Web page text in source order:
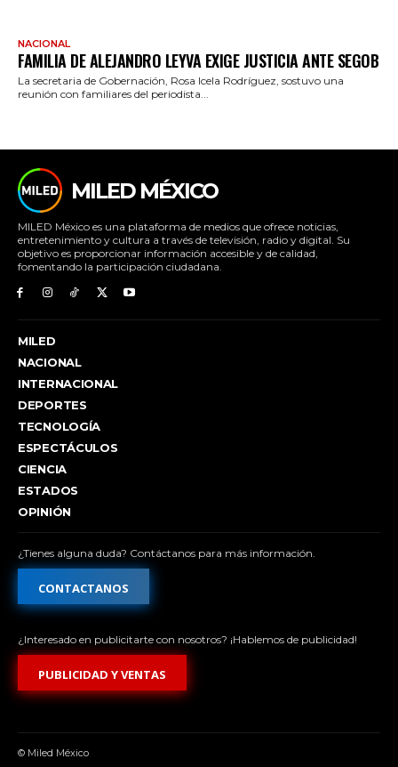
NACIONAL
FAMILIA DE ALEJANDRO LEYVA EXIGE JUSTICIA ANTE SEGOB
La secretaria de Gobernación, Rosa Icela Rodríguez, sostuvo una
reunión con familiares del periodista...
MILED MÉXICO
MILED México es una plataforma de medios que ofrece noticias,
entretenimiento y cultura a través de televisión, radio y digital. Su
objetivo es proporcionar información accesible y de calidad,
fomentando la participación ciudadana.
MILED
NACIONAL
INTERNACIONAL
DEPORTES
TECNOLOGÍA
ESPECTÁCULOS
CIENCIA
ESTADOS
OPINIÓN
¿Tienes alguna duda? Contáctanos para más información.
CONTACTANOS
¿Interesado en publicitarte con nosotros? ¡Hablemos de publicidad!
PUBLICIDAD Y VENTAS
© Miled México